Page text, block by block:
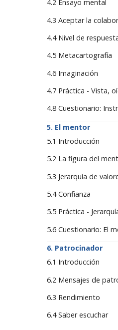
4.2 Ensayo mental
4.3 Aceptar la
4.4 Nivel de
4.5 Metacartografía
4.6 Imaginación
4.7 Práctica - Vista,
4.8 Cuestionario:
El mentor
5.1 Introducción
5.2 La figura del
5.3 Jerarquía de
5.4 Confianza
5.5 Práctica -
5.6 Cuestionario: El
Patrocinador
6.1 Introducción
6.2 Mensajes de
6.3 Rendimiento
6.4 Saber escuchar